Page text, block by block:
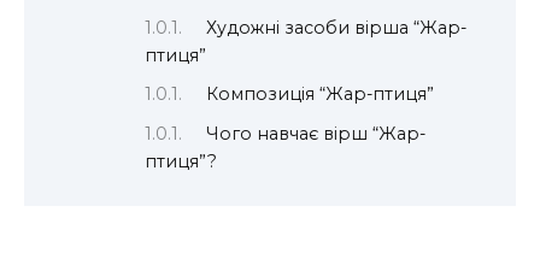
Художні засоби вірша “Жар-
птиця”
Композиція “Жар-птиця”
Чого навчає вірш “Жар-
птиця”?